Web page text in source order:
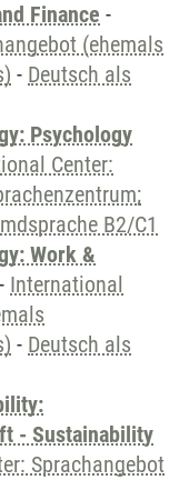
Finance -
(ehemals
- Deutsch als
Psychology
Center:
B2/C1
Work &
- International
- Deutsch als
- Sustainability
Sprachangebot